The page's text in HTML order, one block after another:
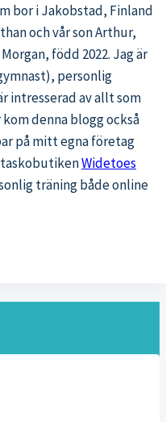
bor i Jakobstad, Finland
och vår son Arthur,
född 2022. Jag är
personlig
intresserad av allt som
denna blogg också
på mitt egna företag
Widetoes
träning både online